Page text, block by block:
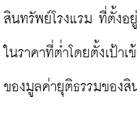
สินทรัพย์โรงแรม ที่ตั้งอ
ในราคาที่ต่ำโดยตั้งเป้า
ของมูลค่ายุติธรรมของ